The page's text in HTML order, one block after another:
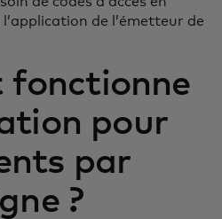
de l’émetteur de
fonctionne
pour
par
?